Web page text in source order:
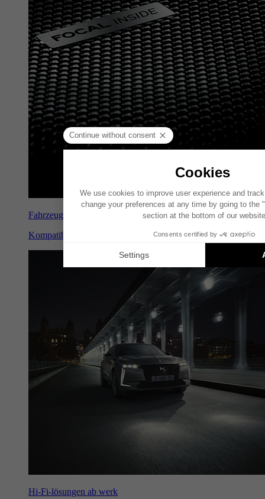
Fahrzeugspezifische lösungen
Kompatible Kits für Automarken und Modelle
Hi-Fi-lösungen ab werk